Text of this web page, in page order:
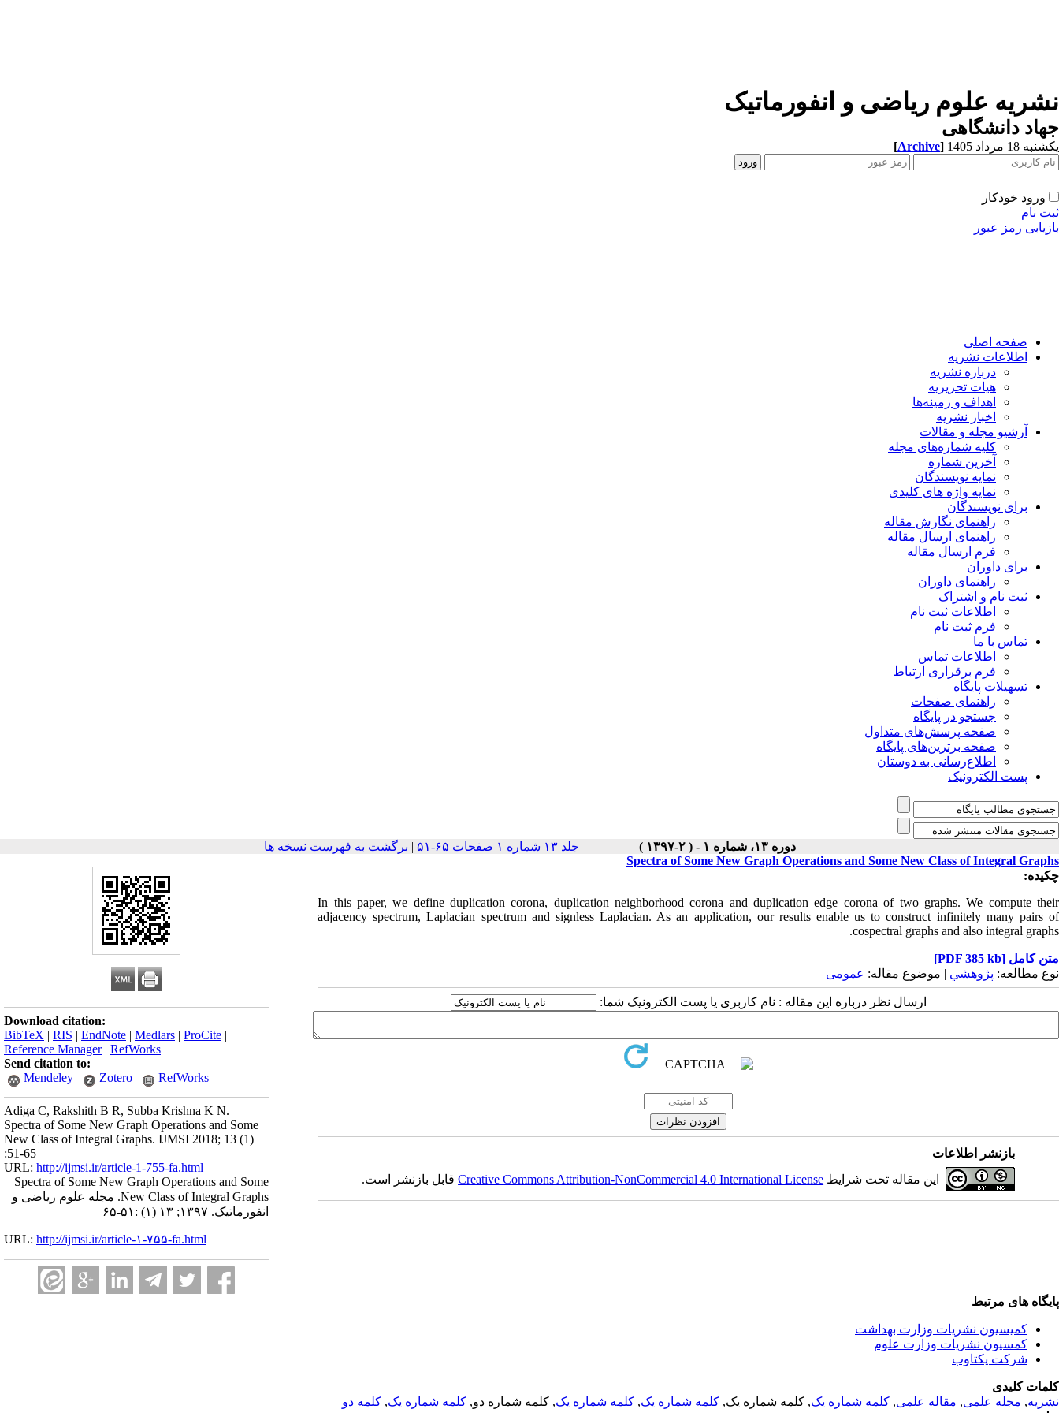
نشریه علوم ریاضی و انفورماتیک
جهاد دانشگاهی
یکشنبه 18 مرداد 1405 [Archive]
ورود خودکار
ثبت نام
بازیابی رمز عبور
صفحه اصلی
اطلاعات نشریه
درباره نشریه
هیات تحریریه
اهداف و زمینه‌ها
اخبار نشریه
آرشیو مجله و مقالات
کلیه شماره‌های مجله
آخرین شماره
نمایه نویسندگان
نمایه واژه های کلیدی
برای نویسندگان
راهنمای نگارش مقاله
راهنمای ارسال مقاله
فرم ارسال مقاله
برای داوران
راهنمای داوران
ثبت نام و اشتراک
اطلاعات ثبت نام
فرم ثبت نام
تماس با ما
اطلاعات تماس
فرم برقراری ارتباط
تسهیلات پایگاه
راهنمای صفحات
جستجو در پایگاه
صفحه پرسش‌های متداول
صفحه برترین‌های پایگاه
اطلاع‌رسانی به دوستان
پست الکترونیک
دوره ۱۳، شماره ۱ - ( ۲-۱۳۹۷ ) جلد ۱۳ شماره ۱ صفحات ۶۵-۵۱ | برگشت به فهرست نسخه ها
Download citation:
BibTeX | RIS | EndNote | Medlars | ProCite |
Reference Manager| RefWorks
Send citation to:
Mendeley
Zotero RefWorks
Adiga C, Rakshith B R, Subba Krishna K N.
Spectra of Some New Graph Operations and Some
New Class of Integral Graphs. IJMSI 2018; 13 (1)
:51-65
URL: http://ijmsi.ir/article-1-755-fa.html
Spectra of Some New Graph Operations and Some
New Class of Integral Graphs. مجله علوم ریاضی و
انفورماتیک. ۱۳۹۷; ۱۳ (۱) :۵۱-۶۵
URL: http://ijmsi.ir/article-۱-۷۵۵-fa.html
Spectra of Some New Graph Operations and Some New Class of Integral Graphs
چکیده:
In this paper, we define duplication corona, duplication neighborhood corona and duplication edge corona of two graphs. We compute their
adjacency spectrum, Laplacian spectrum and signless Laplacian. As an application, our results enable us to construct infinitely many pairs of
cospectral graphs and also integral graphs.
متن کامل [PDF 385 kb]
نوع مطالعه: پژوهشي | موضوع مقاله: عمومى
ارسال نظر درباره این مقاله : نام کاربری یا پست الکترونیک شما:
بازنشر اطلاعات
این مقاله تحت شرایط Creative Commons Attribution-NonCommercial 4.0 International Licenseقابل بازنشر است.
پایگاه های مرتبط
کمیسیون نشریات وزارت بهداشت
کمسیون نشریات وزارت علوم
شرکت یکتاوب
کلمات کلیدی
نشریه, مجله علمی, مقاله علمی, کلمه شماره یک, کلمه شماره یک, کلمه شماره یک, کلمه شماره یک, کلمه شماره دو, کلمه شماره یک, کلمه دو